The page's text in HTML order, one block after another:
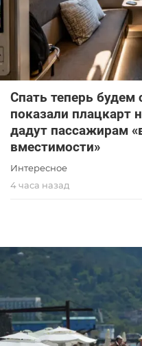
Спать теперь
показали плацкарт
дадут пассажирам
вместимости»
Интересное
4 часа назад